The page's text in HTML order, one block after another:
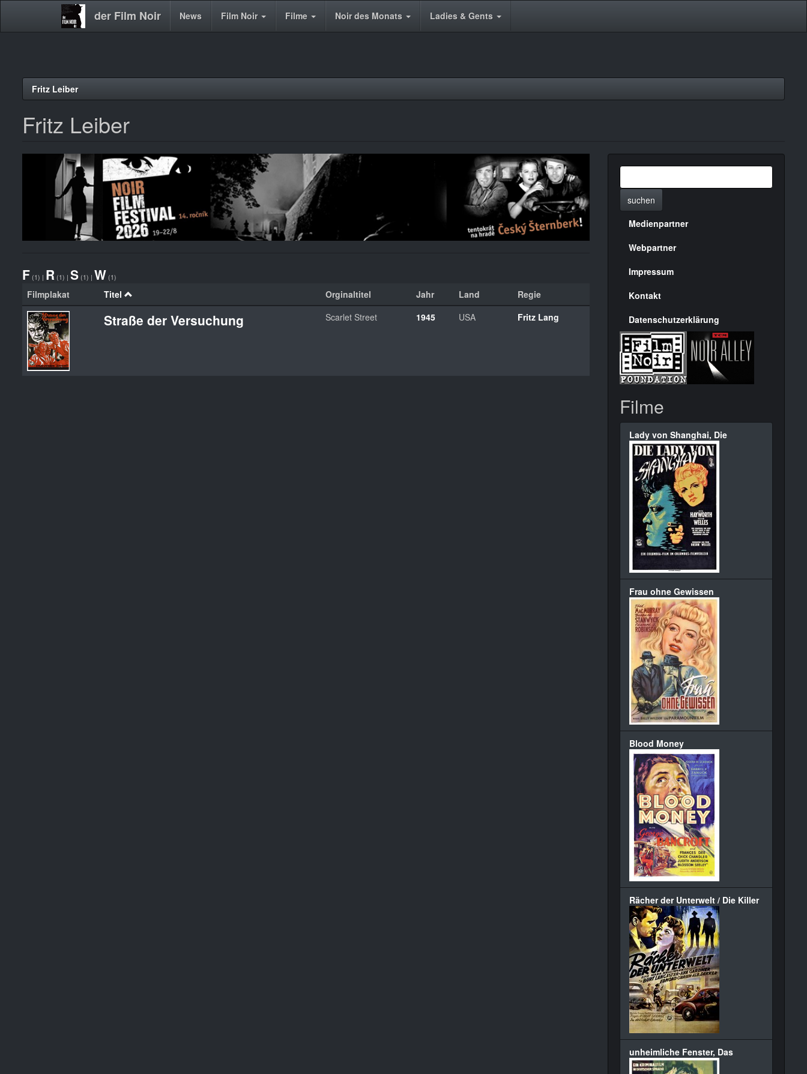
der Film Noir
Main News Film Noir Filme Noir des Monats Ladies & Gents
Fritz Leiber
Fritz Leiber
F (1) | R (1) | S (1) | W (1)
Filmplakat Titel Orginaltitel Jahr Land Regie
Straße der Versuchung Scarlet Street 1945 USA Fritz Lang
suchen
Menülinks
rechte
Seite
Medienpartner
Webpartner
Impressum
Kontakt
Datenschutzerklärung
Filme
Lady von Shanghai, Die
Frau ohne Gewissen
Blood Money
Rächer der Unterwelt / Die Killer
unheimliche Fenster, Das